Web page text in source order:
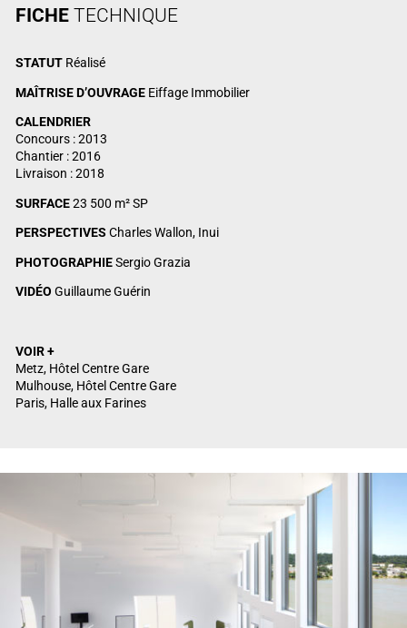
FICHETECHNIQUE
STATUT Réalisé
MAÎTRISE D’OUVRAGE Eiffage Immobilier
CALENDRIER
Concours : 2013
Chantier : 2016
Livraison : 2018
SURFACE23 500 m² SP
PERSPECTIVES Charles Wallon, Inui
PHOTOGRAPHIESergio Grazia
VIDÉO Guillaume Guérin
VOIR +
Metz, Hôtel Centre Gare
Mulhouse, Hôtel Centre Gare
Paris, Halle aux Farines